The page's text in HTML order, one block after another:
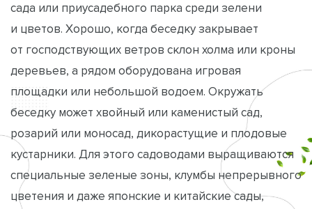
сада или приусадебного парка среди зелени
и цветов. Хорошо, когда беседку закрывает
от господствующих ветров склон холма или кроны
деревьев, а рядом оборудована игровая
площадки или небольшой водоем. Окружать
беседку может хвойный или каменистый сад,
розарий или моносад, дикорастущие и плодовые
кустарники. Для этого садоводами выращиваются
специальные зеленые зоны, клумбы непрерывного
цветения и даже японские и китайские сады,